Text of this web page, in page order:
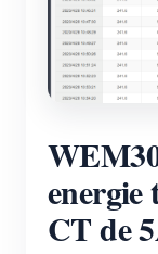
CT de